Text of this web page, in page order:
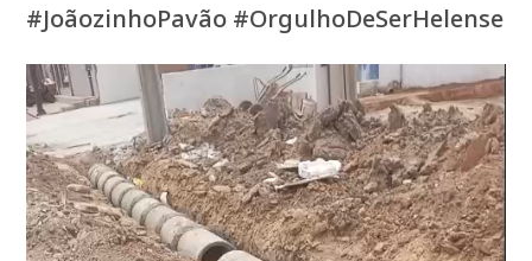
#JoãozinhoPavão #OrgulhoDeSerHelense
Tocador
de
vídeo